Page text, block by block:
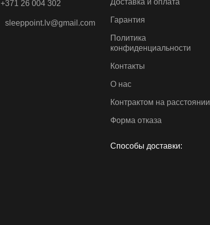
+371 26 004 302
sleeppoint.lv@gmail.com
Доставка и оплата
Гарантия
Политика
конфиденциальности
Контакты
О нас
Контрактом на расстоянии
Форма отказа
Способы доставки: